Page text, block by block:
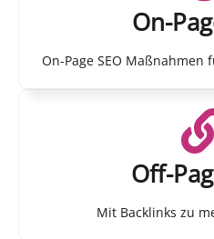
On-
On-Page SEO Maßnahmen
Off-
Mit Backlinks zu